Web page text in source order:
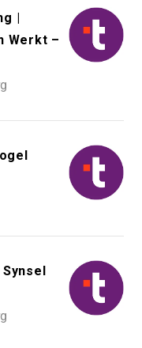
|
Werkt –